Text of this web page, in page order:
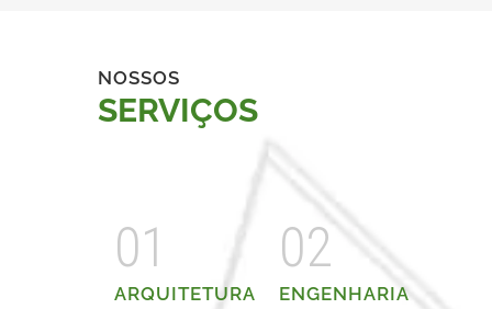
NOSSOS
SERVIÇOS
01
ARQUITETURA
02
ENGENHARIA